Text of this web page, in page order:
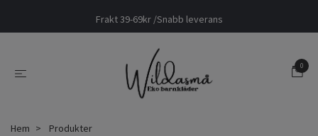
Frakt 39-69kr /Snabb leverans
0
Hem
Produkter